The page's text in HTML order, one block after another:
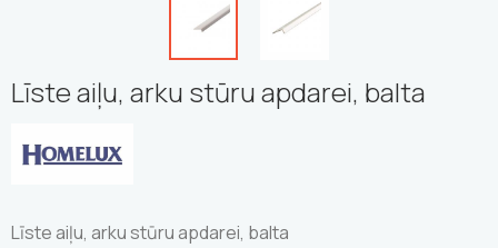
Līste aiļu, arku stūru apdarei, balta
Līste aiļu, arku stūru apdarei, balta